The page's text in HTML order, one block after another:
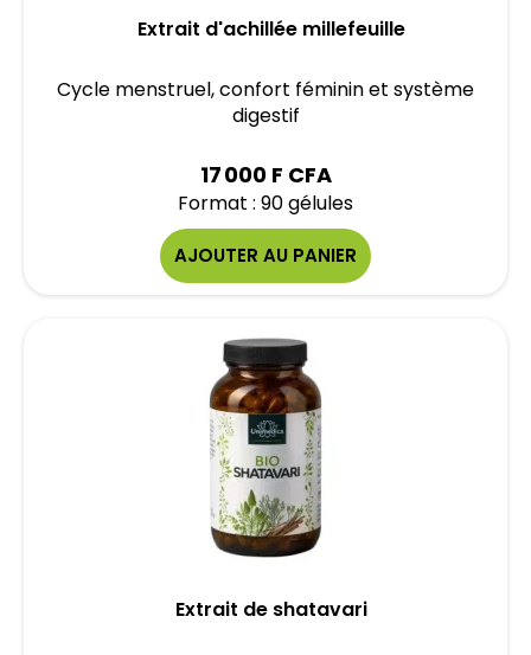
Extrait d'achillée millefeuille
Cycle menstruel, confort féminin et système
digestif
17 000 F CFA
Format : 90 gélules
AJOUTER AU PANIER
Extrait de shatavari